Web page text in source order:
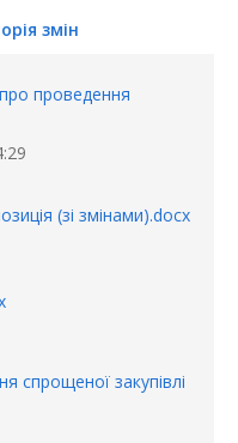
змін
проведення
(зі змінами).docx
спрощеної закупівлі